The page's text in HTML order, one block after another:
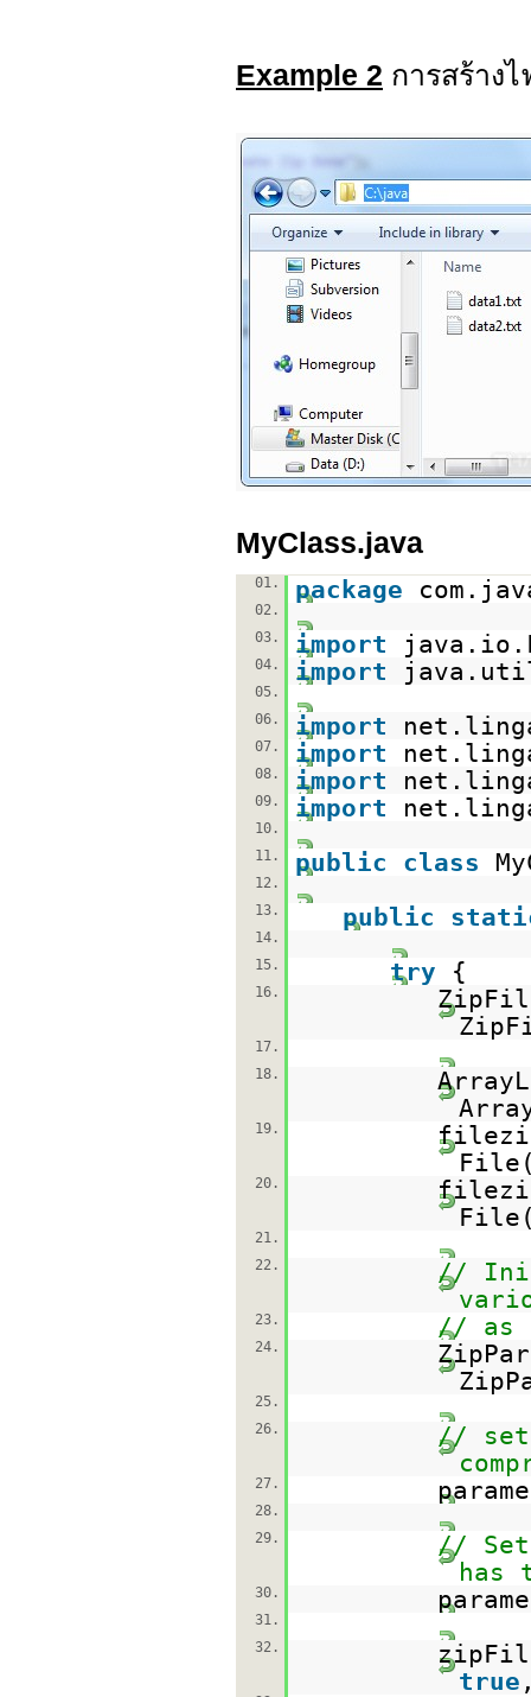
Example 2 การสร้าง
MyClass.java
01. package
02.
03.
import
04. import
05.
06.
import
07. import
08. import
09. import
10.
11.
public class
12.
13.
public
14.
15.
try {
16.
17.
18.
19.
20.
21.
22.
//
23. // as
24.
25.
26.
// set
27.
28.
29.
// Set
has
30.
31.
32.
true